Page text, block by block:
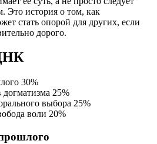
Это история о том, как
стать опорой для других, если
дорого.
30%
догматизма 25%
выбора 25%
воли 20%